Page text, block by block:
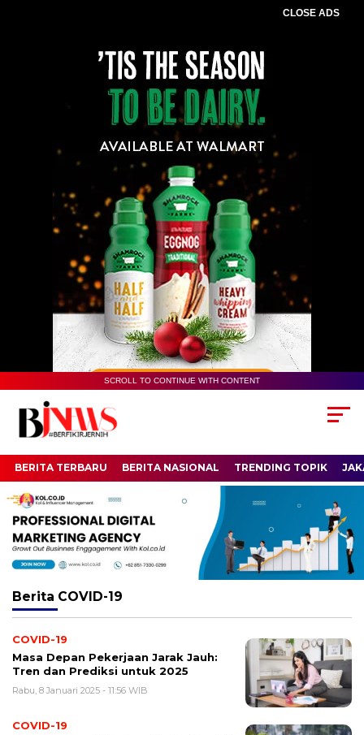
CLOSE ADS
SCROLL TO CONTINUE WITH CONTENT
BERITA TERBARU BERITA NASIONAL TRENDING TOPIK
Berita COVID-19
COVID-19
Masa Depan Pekerjaan Jarak Jauh:
Tren dan Prediksi untuk 2025
Rabu, 8 Januari 2025 - 11:56 WIB
COVID-19